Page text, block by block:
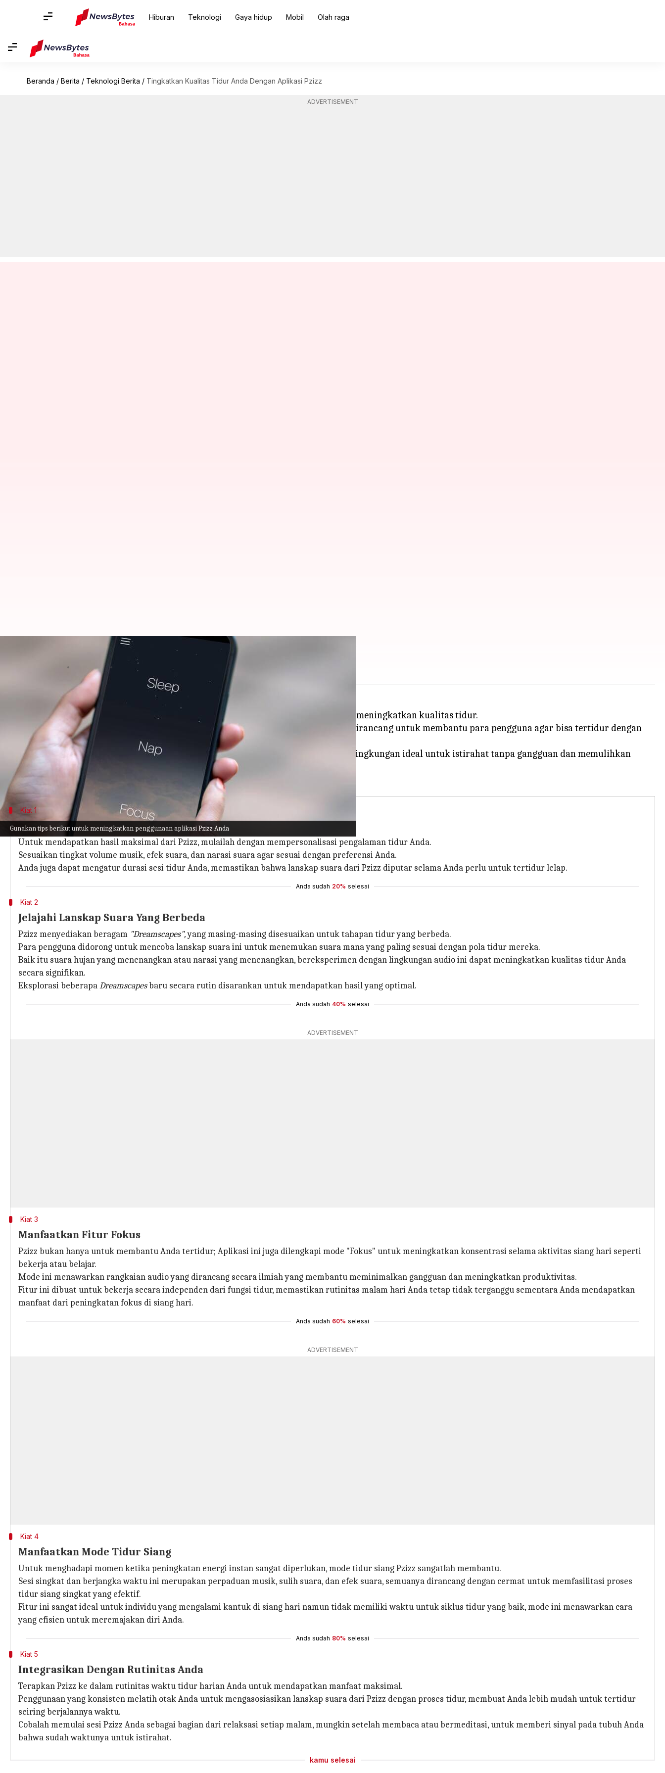
Hiburan Teknologi Gaya hidup Mobil Olah raga
Beranda / Berita / Teknologi Berita / Tingkatkan Kualitas Tidur Anda Dengan Aplikasi Pzizz
ADVERTISEMENT
Gunakan tips berikut untuk meningkatkan penggunaan aplikasi Pzizz Anda
Tingkatkan Kualitas Tidur Anda Dengan Aplikasi Pzizz
Mar 11, 2024
Pzizz adalah aplikasi seluler unik yang memanfaatkan prinsip psikoakustik untuk meningkatkan kualitas tidur.
Aplikasi ini menawarkan lanskap suara yang dipersonalisasi dan dikembangkan, dirancang untuk membantu para pengguna agar bisa tertidur dengan
cepat serta mempertahankan kualitas tidur yang lelap sepanjang malam.
Menampilkan beragam rangkaian suara dan narasi, Pzizz berupaya menciptakan lingkungan ideal untuk istirahat tanpa gangguan dan memulihkan
kondisi tubuh.
Kiat 1
Sesuaikan Pengalaman Tidur Anda
Untuk mendapatkan hasil maksimal dari Pzizz, mulailah dengan mempersonalisasi pengalaman tidur Anda.
Sesuaikan tingkat volume musik, efek suara, dan narasi suara agar sesuai dengan preferensi Anda.
Anda juga dapat mengatur durasi sesi tidur Anda, memastikan bahwa lanskap suara dari Pzizz diputar selama Anda perlu untuk tertidur lelap.
Anda sudah 20% selesai
Kiat 2
Jelajahi Lanskap Suara Yang Berbeda
Pzizz menyediakan beragam "Dreamscapes",yang masing-masing disesuaikan untuk tahapan tidur yang berbeda.
Para pengguna didorong untuk mencoba lanskap suara ini untuk menemukan suara mana yang paling sesuai dengan pola tidur mereka.
Baik itu suara hujan yang menenangkan atau narasi yang menenangkan, bereksperimen dengan lingkungan audio ini dapat meningkatkan kualitas tidur Anda
secara signifikan.
Eksplorasi beberapaDreamscapesbaru secara rutin disarankan untuk mendapatkan hasil yang optimal.
Anda sudah 40% selesai
ADVERTISEMENT
Kiat 3
Manfaatkan Fitur Fokus
Pzizz bukan hanya untuk membantu Anda tertidur; Aplikasi ini juga dilengkapi mode "Fokus" untuk meningkatkan konsentrasi selama aktivitas siang hari seperti
bekerja atau belajar.
Mode ini menawarkan rangkaian audio yang dirancang secara ilmiah yang membantu meminimalkan gangguan dan meningkatkan produktivitas.
Fitur ini dibuat untuk bekerja secara independen dari fungsi tidur, memastikan rutinitas malam hari Anda tetap tidak terganggu sementara Anda mendapatkan
manfaat dari peningkatan fokus di siang hari.
Anda sudah 60% selesai
ADVERTISEMENT
Kiat 4
Manfaatkan Mode Tidur Siang
Untuk menghadapi momen ketika peningkatan energi instan sangat diperlukan, mode tidur siang Pzizz sangatlah membantu.
Sesi singkat dan berjangka waktu ini merupakan perpaduan musik, sulih suara, dan efek suara, semuanya dirancang dengan cermat untuk memfasilitasi proses
tidur siang singkat yang efektif.
Fitur ini sangat ideal untuk individu yang mengalami kantuk di siang hari namun tidak memiliki waktu untuk siklus tidur yang baik, mode ini menawarkan cara
yang efisien untuk meremajakan diri Anda.
Anda sudah 80% selesai
Kiat 5
Integrasikan Dengan Rutinitas Anda
Terapkan Pzizz ke dalam rutinitas waktu tidur harian Anda untuk mendapatkan manfaat maksimal.
Penggunaan yang konsisten melatih otak Anda untuk mengasosiasikan lanskap suara dari Pzizz dengan proses tidur, membuat Anda lebih mudah untuk tertidur
seiring berjalannya waktu.
Cobalah memulai sesi Pzizz Anda sebagai bagian dari relaksasi setiap malam, mungkin setelah membaca atau bermeditasi, untuk memberi sinyal pada tubuh Anda
bahwa sudah waktunya untuk istirahat.
kamu selesai